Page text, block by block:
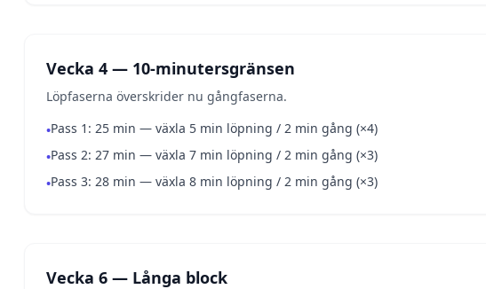
Vecka 4 — 10-minutersgränsen
Löpfaserna överskrider nu gångfaserna.
•Pass 1: 25 min — växla 5 min löpning / 2 min gång (×4)
•Pass 2: 27 min — växla 7 min löpning / 2 min gång (×3)
•Pass 3: 28 min — växla 8 min löpning / 2 min gång (×3)
Vecka 6 — Långa block